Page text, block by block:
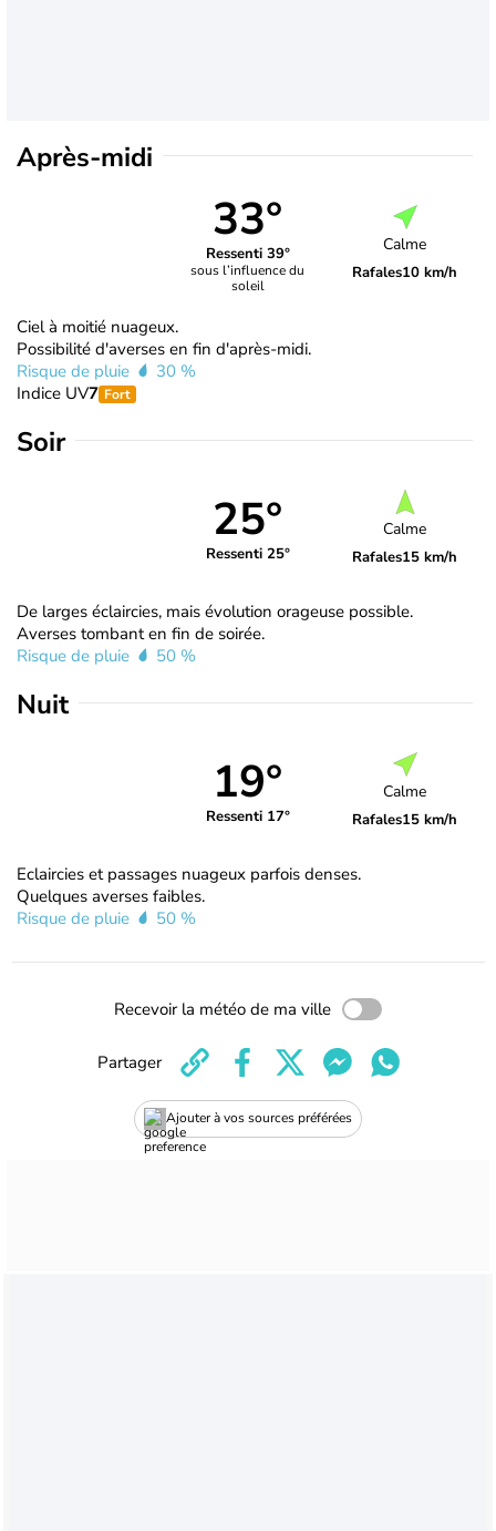
Après-midi
33°
Ressenti 39°
sous l’influence du
soleil
Calme
Rafales10 km/h
Ciel à moitié nuageux.
Possibilité d'averses en fin d'après-midi.
Risque de pluie
30 %
Indice UV7 Fort
Soir
25°
Ressenti 25°
Calme
Rafales15 km/h
De larges éclaircies, mais évolution orageuse possible.
Averses tombant en fin de soirée.
Risque de pluie
50 %
Nuit
19°
Ressenti 17°
Calme
Rafales15 km/h
Eclaircies et passages nuageux parfois denses.
Quelques averses faibles.
Risque de pluie
50 %
Recevoir la météo de ma ville
Ajouter à vos sources préférées
Partager